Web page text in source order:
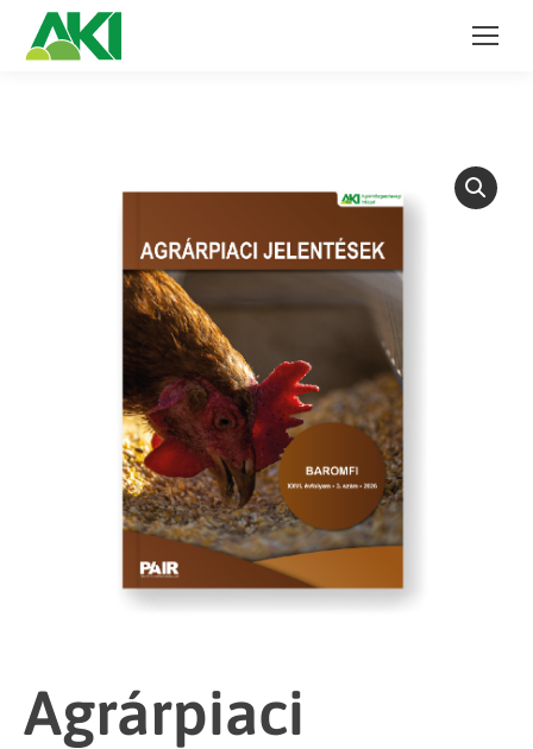
Agrárpiaci